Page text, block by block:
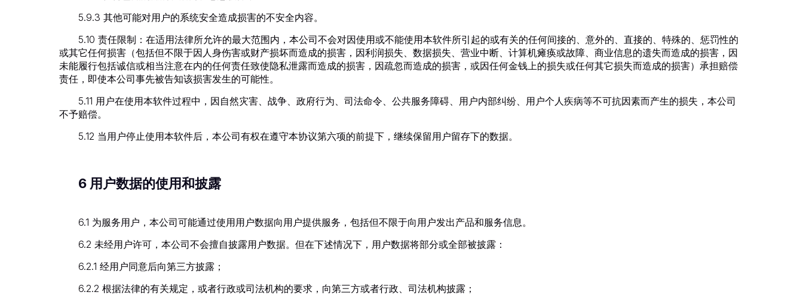
5.9.3 其他可能对用户的系统安全造成损害的不安全内容。
5.10 责任限制：在适用法律所允许的最大范围内，本公司不会对因使用或不能使用本软件所引起的或有关的任何间接的、意外的、直接的、特殊的、惩罚性的
或其它任何损害（包括但不限于因人身伤害或财产损坏而造成的损害，因利润损失、数据损失、营业中断、计算机瘫痪或故障、商业信息的遗失而造成的损害，因
未能履行包括诚信或相当注意在内的任何责任致使隐私泄露而造成的损害，因疏忽而造成的损害，或因任何金钱上的损失或任何其它损失而造成的损害）承担赔偿
责任，即使本公司事先被告知该损害发生的可能性。
5.11 用户在使用本软件过程中，因自然灾害、战争、政府行为、司法命令、公共服务障碍、用户内部纠纷、用户个人疾病等不可抗因素而产生的损失，本公司
不予赔偿。
5.12 当用户停止使用本软件后，本公司有权在遵守本协议第六项的前提下，继续保留用户留存下的数据。
6 用户数据的使用和披露
6.1 为服务用户，本公司可能通过使用用户数据向用户提供服务，包括但不限于向用户发出产品和服务信息。
6.2 未经用户许可，本公司不会擅自披露用户数据。但在下述情况下，用户数据将部分或全部被披露：
6.2.1 经用户同意后向第三方披露；
6.2.2 根据法律的有关规定，或者行政或司法机构的要求，向第三方或者行政、司法机构披露；